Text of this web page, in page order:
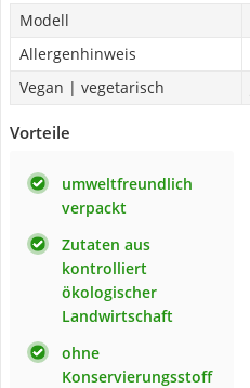
Modell
Allergenhinweis
Vegan | vegetarisch
Vorteile
umweltfreundlich
verpackt
Zutaten aus
kontrolliert
ökologischer
Landwirtschaft
ohne
Konservierungsstoff